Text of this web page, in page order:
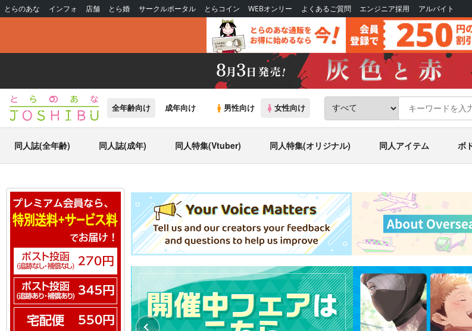
とらのあな インフォ 店舗 とら婚 サークルポータル とらコイン WEBオンリー よくあるご質問 エンジニア採用 アルバイト
全年齢向け 成年向け 男性向け 女性向け
同人誌(全年齢) 同人誌(成年) 同人特集(Vtuber) 同人特集(オリジナル) 同人アイテム ボ